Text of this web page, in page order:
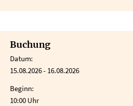
Buchung
Datum:
15.08.2026 - 16.08.2026
Beginn:
10:00 Uhr